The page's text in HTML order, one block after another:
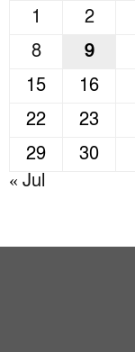
1
2
8
9
15
16
22
23
29
30
« Jul